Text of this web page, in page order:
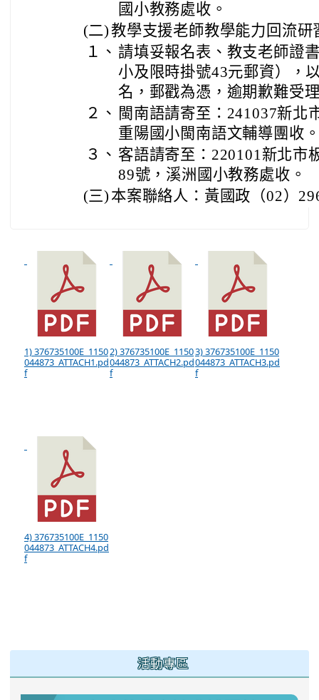
國小教務處收。
(二)教學支援老師教學能力回流研
１、 請填妥報名表、教支老師證
小及限時掛號43元郵資），
名，郵戳為憑，逾期歉難受
２、 閩南語請寄至：241037新北
重陽國小閩南語文輔導團收
３、 客語請寄至：220101新北市
89號，溪洲國小教務處收。
(三) 本案聯絡人：黃國政（02）
1) 376735100E_1150
044873_ATTACH1.pd
f
2) 376735100E_1150
044873_ATTACH2.pd
f
3) 376735100E_1150
044873_ATTACH3.pd
f
4) 376735100E_1150
044873_ATTACH4.pd
f
活動專區